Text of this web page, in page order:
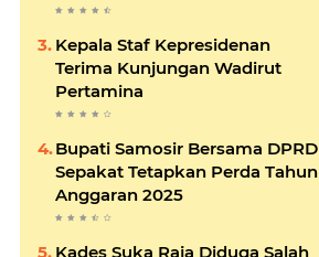
Kepala Staf Kepresidenan
Terima Kunjungan Wadirut
Pertamina
Bupati Samosir Bersama DPRD
Sepakat Tetapkan Perda Tahun
Anggaran 2025
Kades Suka Raja Diduga Salah